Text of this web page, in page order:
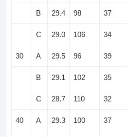
B 29.4 98 37
C 29.0 106 34
30 A 29.5 96 39
B 29.1 102 35
C 28.7 110 32
40 A 29.3 100 37